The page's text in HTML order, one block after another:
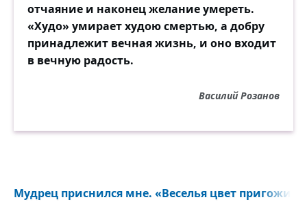
отчаяние и наконец желание умереть.
«Худо» умирает худою смертью, а добру
принадлежит вечная жизнь, и оно входит
в вечную радость.
Василий Розанов
Мудрец приснился мне. «Веселья цвет